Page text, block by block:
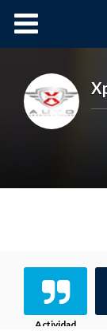
Cursos
Actividad